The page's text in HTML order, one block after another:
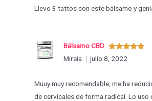
Llevo 3 tattos con este bálsamo y
Valorado
con5de 5
Bálsamo CBD
Mireia
julio 8, 2022
Muuy muy recomendable, me ha
de cervicales de forma radical. Lo uso